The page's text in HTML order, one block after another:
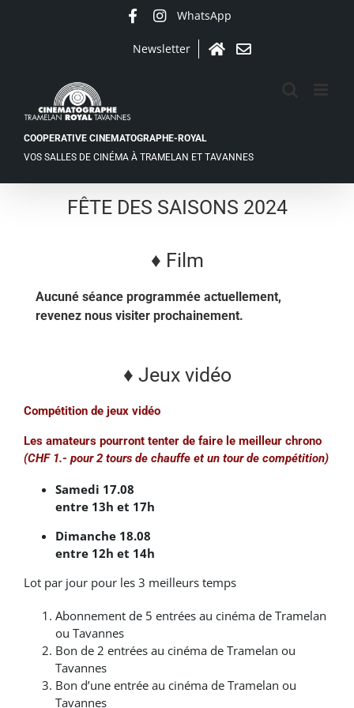
WhatsApp
Newsletter
AccueilContact
COOPERATIVE CINEMATOGRAPHE-ROYAL
VOS SALLES DE CINÉMA À TRAMELAN ET TAVANNES
FÊTE DES SAISONS 2024
♦ Film
Aucuné séance programmée actuellement,
revenez nous visiter prochainement.
♦ Jeux vidéo
Compétition de jeux vidéo
Les amateurs pourront tenter de faire le meilleur chrono
(CHF 1.- pour 2 tours de chauffe et un tour de compétition)
Samedi 17.08
entre 13h et 17h
Dimanche 18.08
entre 12h et 14h
Lot par jour pour les 3 meilleurs temps
Abonnement de 5 entrées au cinéma de Tramelan
ou Tavannes
Bon de 2 entrées au cinéma de Tramelan ou
Tavannes
Bon d’une entrée au cinéma de Tramelan ou
Tavannes